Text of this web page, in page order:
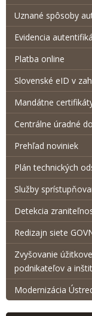
Uznané spôsoby
Evidencia
Platba online
Slovenské eID v
Mandátne
Centrálne úradné
Prehľad noviniek
Plán technických
Služby
Detekcia
Redizajn siete
Zvyšovanie
podnikateľov a
Modernizácia